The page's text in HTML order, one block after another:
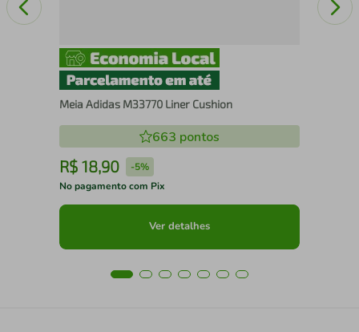
Meia Adidas M33770 Liner Cushion
663 pontos
R$ 18,90 -5%
No pagamento com Pix
Ver detalhes